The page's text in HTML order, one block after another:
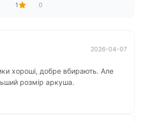
1
0
2026-04-07
хороші, добре вбирають. Але
розмір аркуша.